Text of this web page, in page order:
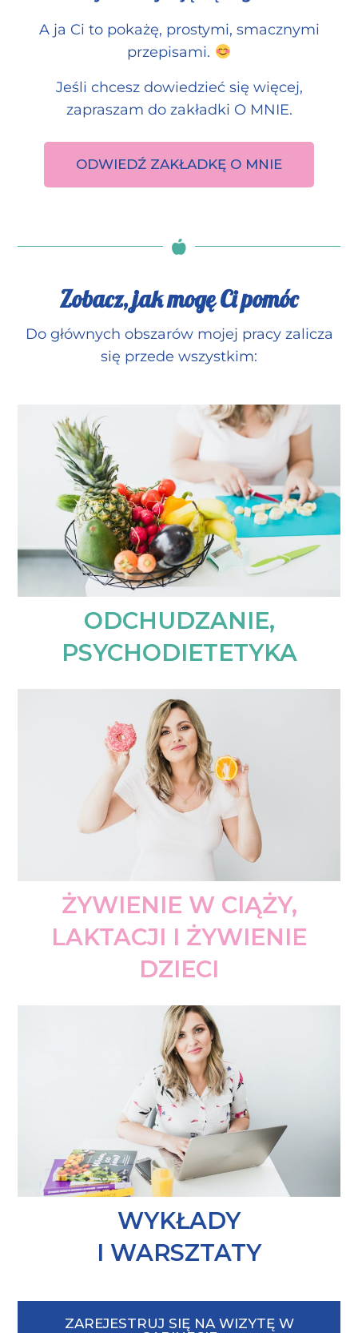
A ja Ci to pokażę, prostymi, smacznymi
przepisami.
Jeśli chcesz dowiedzieć się więcej,
zapraszam do zakładki O MNIE.
ODWIEDŹ ZAKŁADKĘ O MNIE
Zobacz, jak mogę Ci pomóc
Do głównych obszarów mojej pracy zalicza
się przede wszystkim:
ODCHUDZANIE,
PSYCHODIETETYKA
ŻYWIENIE W CIĄŻY,
LAKTACJI I ŻYWIENIE
DZIECI
WYKŁADY
I WARSZTATY
ZAREJESTRUJ SIĘ NA WIZYTĘ W